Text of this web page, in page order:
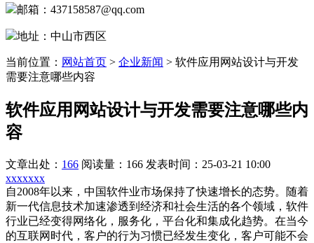
邮箱：437158587@qq.com
地址：中山市西区
当前位置： 网站首页 > 企业新闻 > 软件应用网站设计与开发
需要注意哪些内容
软件应用网站设计与开发需要注意哪些内
容
文章出处： 166 阅读量：166 发表时间：25-03-21 10:00
xxxxxxx
自2008年以来，中国软件业市场保持了快速增长的态势。随着
新一代信息技术加速渗透到经济和社会生活的各个领域，软件
行业已经变得网络化，服务化，平台化和集成化趋势。在当今
的互联网时代，客户的行为习惯已经发生变化，客户可能不会